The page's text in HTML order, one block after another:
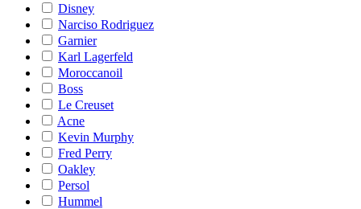
Disney
Narciso Rodriguez
Garnier
Karl Lagerfeld
Moroccanoil
Boss
Le Creuset
Acne
Kevin Murphy
Fred Perry
Oakley
Persol
Hummel